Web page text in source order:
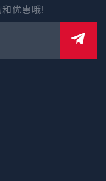
优惠哦!